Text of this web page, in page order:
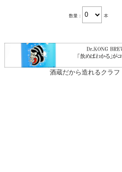
数量： 本
酒蔵だから造れるクラフ